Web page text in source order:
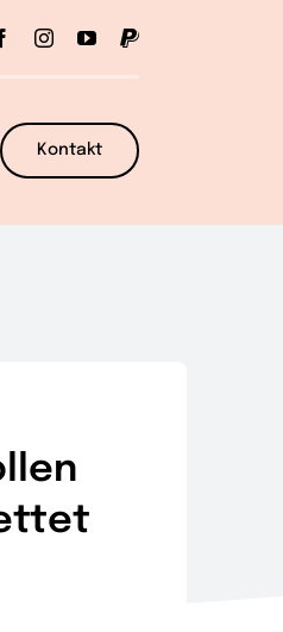
Kontakt